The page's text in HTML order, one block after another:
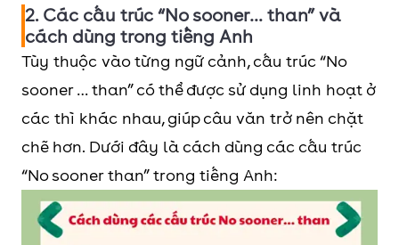
2. Các cấu trúc “No sooner… than” và
cách dùng trong tiếng Anh
Tùy thuộc vào từng ngữ cảnh, cấu trúc “No
sooner … than” có thể được sử dụng linh hoạt ở
các thì khác nhau, giúp câu văn trở nên chặt
chẽ hơn. Dưới đây là cách dùng các cấu trúc
“No sooner than” trong tiếng Anh: